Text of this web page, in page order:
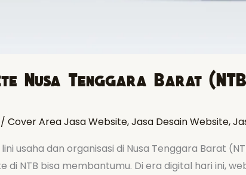
Nusa Tenggara Barat
/ Cover Area Jasa Website,Jasa Desain Website,
usaha dan organisasi di Nusa Tenggara Barat
di NTB bisa membantumu. Di era digital hari ini,